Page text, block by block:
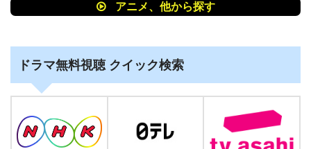
アニメ、他から探す
ドラマ無料視聴 クイック検索